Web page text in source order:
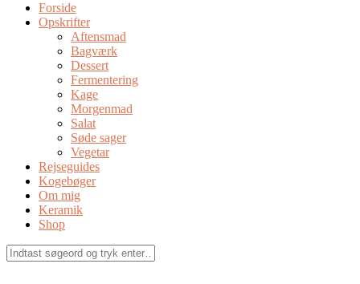
Forside
Opskrifter
Aftensmad
Bagværk
Dessert
Fermentering
Kage
Morgenmad
Salat
Søde sager
Vegetar
Rejseguides
Kogebøger
Om mig
Keramik
Shop